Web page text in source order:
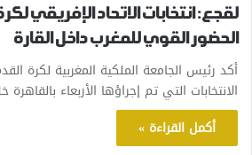
لقجع: انتخابات الاتحاد الإفريقي
الحضور القوي للمغرب داخل القارة
أكد رئيس الجامعة الملكية المغربية لكرة
الانتخابات التي تم إجراؤها الأربعاء
أكمل القراءة »